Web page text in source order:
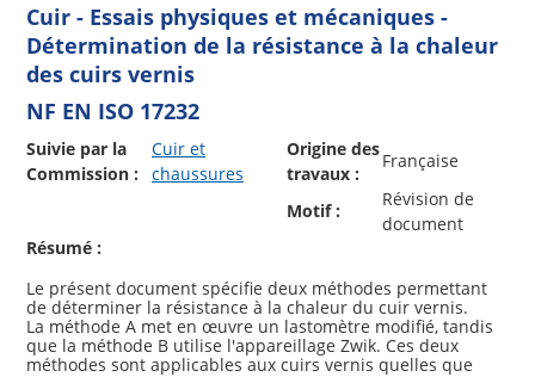
Cuir - Essais physiques et mécaniques -
Détermination de la résistance à la chaleur
des cuirs vernis
NF EN ISO 17232
Suivie par la
Commission :
Cuir et
chaussures
Origine des
travaux :
Française
Motif :
Révision de
document
Résumé :
Le présent document spécifie deux méthodes permettant
de déterminer la résistance à la chaleur du cuir vernis.
La méthode A met en œuvre un lastomètre modifié, tandis
que la méthode B utilise l'appareillage Zwik. Ces deux
méthodes sont applicables aux cuirs vernis quelles que